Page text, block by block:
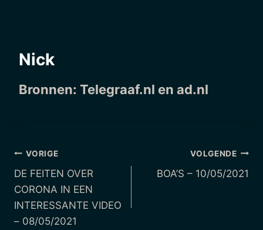
Nick
Bronnen: Telegraaf.nl en ad.nl
Berichtnavigatie
VORIGE
DE FEITEN OVER
CORONA IN EEN
INTERESSANTE VIDEO
– 08/05/2021
VOLGENDE
BOA’S – 10/05/2021